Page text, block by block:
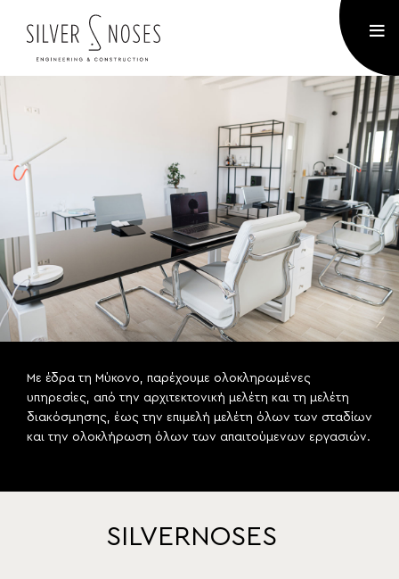
Με έδρα τη Μύκονο, παρέχουμε ολοκληρωμένες
υπηρεσίες, από την αρχιτεκτονική μελέτη και τη μελέτη
διακόσμησης, έως την επιμελή μελέτη όλων των σταδίων
και την ολοκλήρωση όλων των απαιτούμενων εργασιών.
SILVERNOSES